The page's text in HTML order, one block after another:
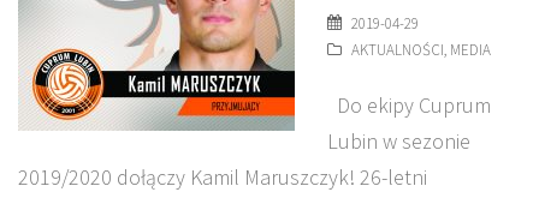
2019-04-29
AKTUALNOŚCI, MEDIA
Do ekipy Cuprum
Lubin w sezonie
2019/2020 dołączy Kamil Maruszczyk! 26-letni